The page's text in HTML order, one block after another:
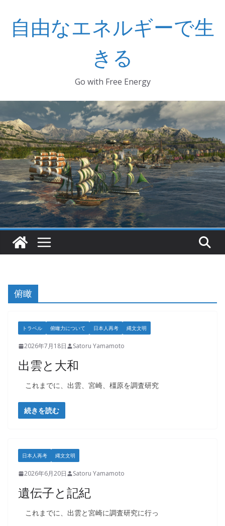
ッ
プ
自由なエネルギーで生
きる
Go with Free Energy
俯瞰
トラベル 俯瞰力について 日本人再考 縄文文明
2026年7月18日 Satoru Yamamoto
出雲と大和
これまでに、出雲、宮崎、橿原を調査研究
続きを読む
日本人再考 縄文文明
2026年6月20日 Satoru Yamamoto
遺伝子と記紀
これまでに、出雲と宮崎に調査研究に行っ